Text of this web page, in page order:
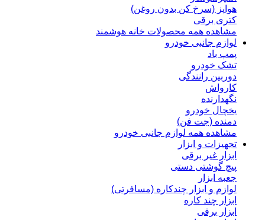
هواپز (سرخ کن بدون روغن)
کتری برقی
مشاهده همه محصولات خانه هوشمند
لوازم جانبی خودرو
پمپ باد
تشک خودرو
دوربین رانندگی
کارواش
نگهدارنده
یخچال خودرو
دمنده (جت فن)
مشاهده همه لوازم جانبی خودرو
تجهیزات و ابزار
ابزار غیر برقی
پیچ گوشتی دستی
جعبه ابزار
لوازم و ابزار چندکاره (مسافرتی)
ابزار چند کاره
ابزار برقی